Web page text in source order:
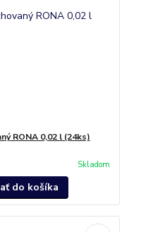
RONA 0,02 l (24ks)
Skladom
do košíka